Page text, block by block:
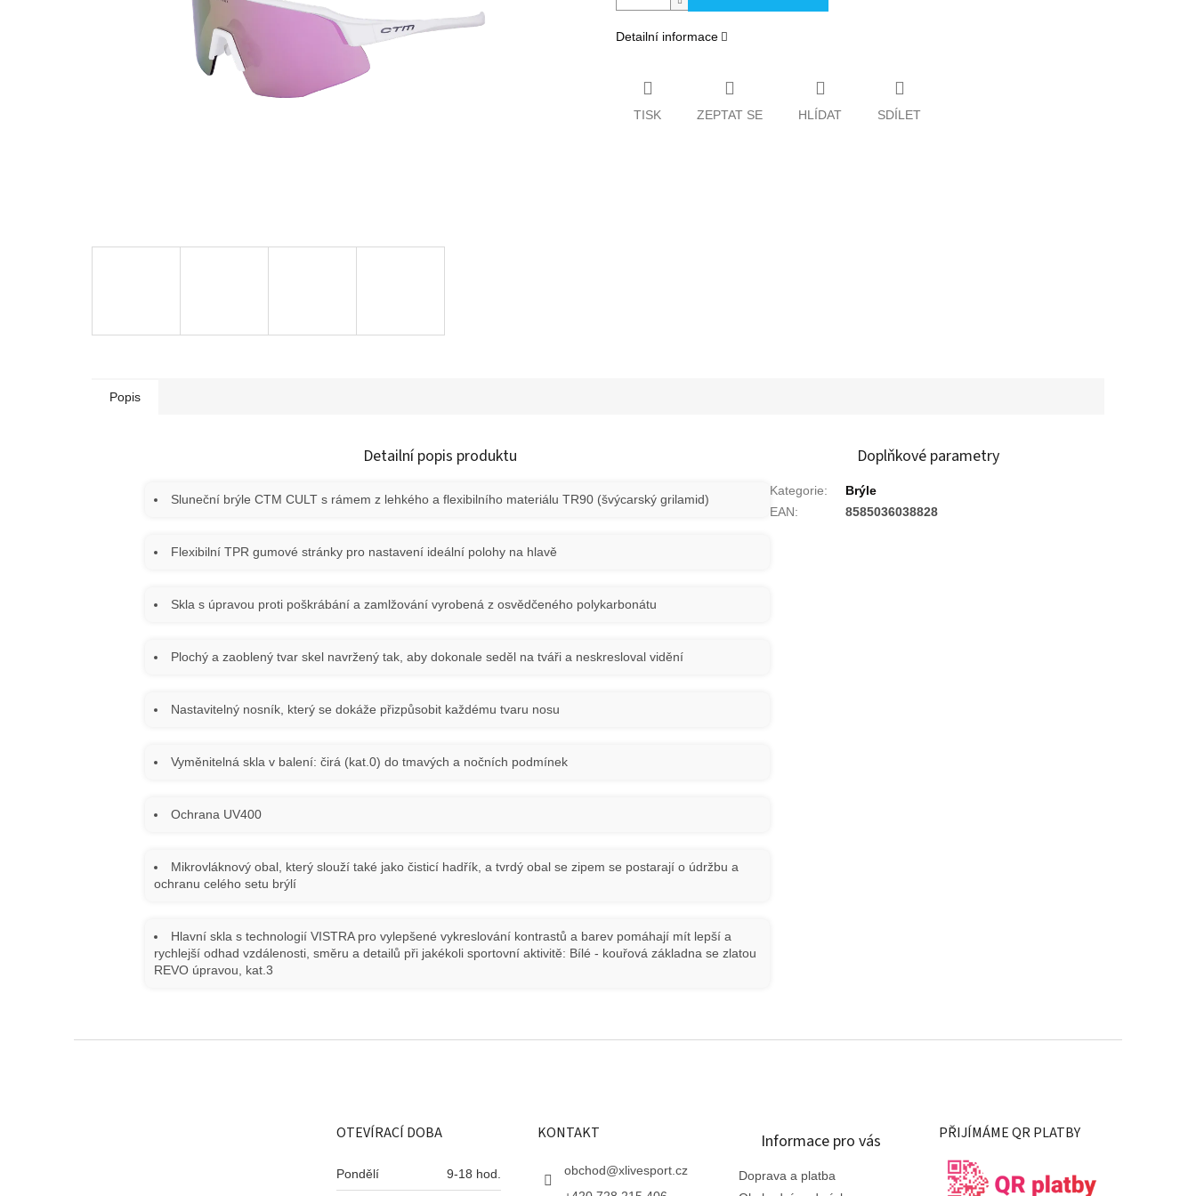
Detailní informace
TISK ZEPTAT SE HLÍDAT SDÍLET
Popis
Detailní popis produktu
Sluneční brýle CTM CULT s rámem z lehkého a flexibilního materiálu TR90 (švýcarský grilamid)
Flexibilní TPR gumové stránky pro nastavení ideální polohy na hlavě
Skla s úpravou proti poškrábání a zamlžování vyrobená z osvědčeného polykarbonátu
Plochý a zaoblený tvar skel navržený tak, aby dokonale seděl na tváři a neskresloval vidění
Nastavitelný nosník, který se dokáže přizpůsobit každému tvaru nosu
Vyměnitelná skla v balení: čirá (kat.0) do tmavých a nočních podmínek
Ochrana UV400
Mikrovláknový obal, který slouží také jako čisticí hadřík, a tvrdý obal se zipem se postarají o údržbu a
ochranu celého setu brýlí
Hlavní skla s technologií VISTRA pro vylepšené vykreslování kontrastů a barev pomáhají mít lepší a
rychlejší odhad vzdálenosti, směru a detailů při jakékoli sportovní aktivitě: Bílé - kouřová základna se zlatou
REVO úpravou, kat.3
Doplňkové parametry
Kategorie:
Brýle
EAN: 8585036038828
OTEVÍRACÍ DOBA
Pondělí 9-18 hod.
KONTAKT
obchod@xlivesport.cz
Informace pro vás
Doprava a platba
PŘIJÍMÁME QR PLATBY